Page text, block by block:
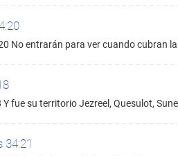
No entrarán para ver cuando cubran
fue su territorio Jezreel, Quesulot,
34:21